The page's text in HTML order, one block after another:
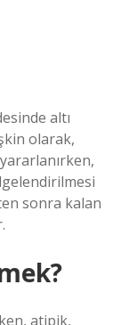
altı
olarak,
sonra kalan
atipik,